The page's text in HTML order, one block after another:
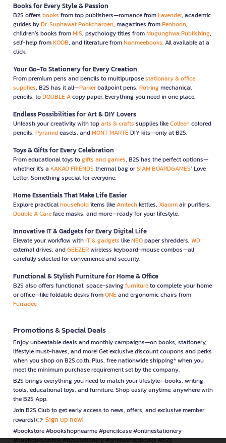
Books for Every Style & Passion
B2S offers books from top publishers—romance fromLavender, academic
guides byDr. Suphawat Pookcharoen, magazines fromPenboon,
children’s books fromMIS, psychology titles fromMugunghwa Publishing,
self-help fromKOOB, and literature fromNanmeebooks. All available at a
click.
Your Go-To Stationery for Every Creation
From premium pens and pencils to multipurposestationary & office
supplies, B2S has it all—Parkerballpoint pens, Rotringmechanical
pencils, toDOUBLE Acopy paper. Everything you need in one place.
Endless Possibilities for Art & DIY Lovers
Unleash your creativity with toparts & crafts supplies likeColleencolored
pencils, Pyramideasels, andMONT MARTEDIY kits—only at B2S.
Toys & Gifts for Every Celebration
From educational toys togifts and games, B2S has the perfect options—
whether it’s a KAKAO FRIENDS thermal bag orSIAM BOARDGAMES’ Love
Letter. Something special for everyone.
Home Essentials That Make Life Easier
Explore practicalhouseholditems likeAnitechkettles, Xiaomiair purifiers,
Double A Careface masks, and more—ready for your lifestyle.
Innovative IT & Gadgets for Every Digital Life
Elevate your workflow withIT & gadgets likeNEOpaper shredders, WD
external drives, andGEEZERwireless keyboard-mouse combos—all
carefully selected for convenience and security.
Functional & Stylish Furniture for Home & Office
B2S also offers functional, space-savingfurnitureto complete your home
or office—like foldable desks fromONEand ergonomic chairs from
Furradec
Promotions & Special Deals
Enjoy unbeatable deals and monthly campaigns—on books, stationery,
lifestyle must-haves, and more! Get exclusive discount coupons and perks
when you shop on B2S.co.th. Plus, free nationwide shipping* when you
meet the minimum purchase requirement set by the company.
B2S brings everything you need to match your lifestyle—books, writing
tools, educational toys, and furniture. Shop easily anytime, anywhere with
the B2S App.
Join B2S Club to get early access to news, offers, and exclusive member
rewards! 👉 Sign up now!
#bookstore #bookshopnearme #pencilcase #onlinestationery
#buybooksonline #b2sstationery #onlineshopbooks #B2S